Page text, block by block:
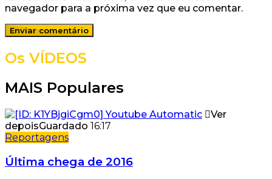
navegador para a próxima vez que eu comentar.
Os VÍDEOS
MAIS Populares
Ver
depoisGuardado 16:17
Reportagens
Última chega de 2016